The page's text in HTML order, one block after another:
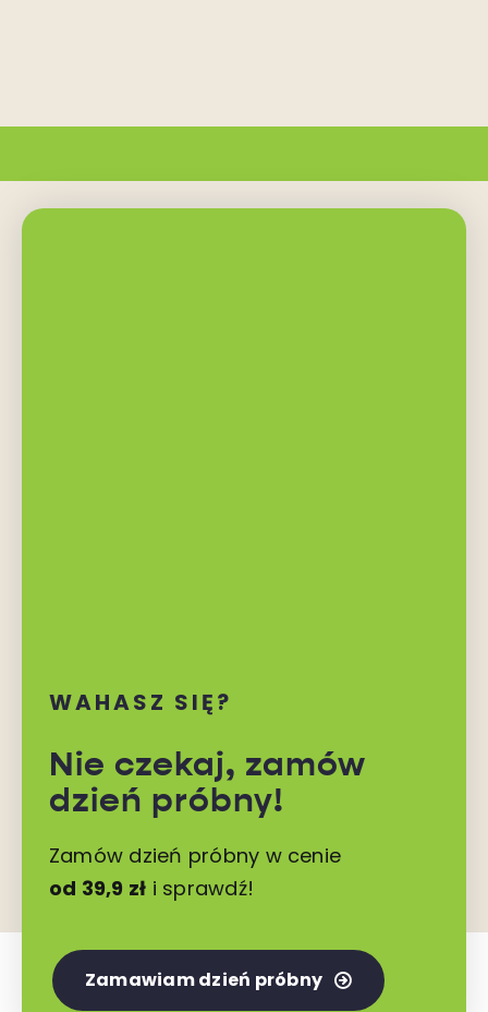
WAHASZ SIĘ?
Nie czekaj, zamów
dzień próbny!
Zamów dzień próbny w cenie
od 39,9 zł i sprawdź!
Zamawiam dzień próbny